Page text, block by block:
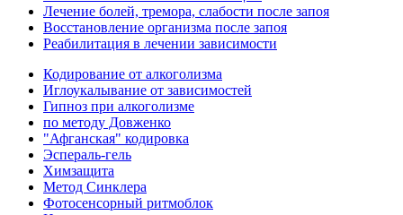
Лечение болей, тремора, слабости после запоя
Восстановление организма после запоя
Реабилитация в лечении зависимости
Кодирование от алкоголизма
Иглоукалывание от зависимостей
Гипноз при алкоголизме
по методу Довженко
"Афганская" кодировка
Эспераль-гель
Химзащита
Метод Синклера
Фотосенсорный ритмоблок